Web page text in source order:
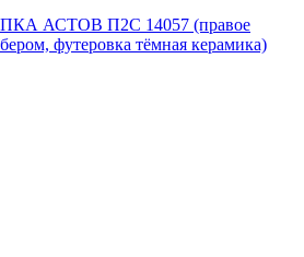
АСТОВ П2С 14057 (правое
футеровка тёмная керамика)